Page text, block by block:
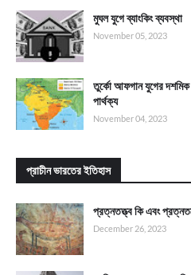
মুঘল যুগে ব্যাংকিং ব্যবস্থা
November 05, 2023
তুর্কো আফগান যুগের দশমিক
পার্থক্য
November 04, 2023
প্রাচীন ভারতের ইতিহাস
প্রত্নতত্ত্ব কি এবং
December 26, 2023